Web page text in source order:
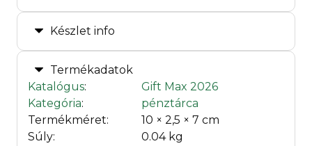
Készlet info
Termékadatok
Katalógus:
Gift Max 2026
Kategória:
pénztárca
Termékméret:
10 × 2,5 × 7 cm
Súly:
0.04 kg